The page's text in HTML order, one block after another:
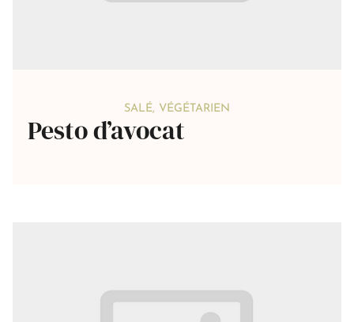
SALÉ, VÉGÉTARIEN
Pesto d’avocat